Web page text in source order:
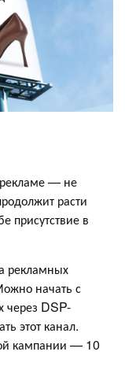
— не
расти
присутствие в
рекламных
начать с
через DSP-
этот канал.
кампании — 10